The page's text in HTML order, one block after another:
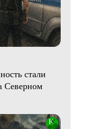
стали
Северном